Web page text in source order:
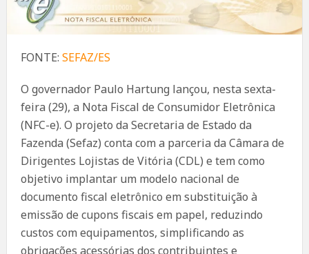
FONTE: SEFAZ/ES
O governador Paulo Hartung lançou, nesta sexta-
feira (29), a Nota Fiscal de Consumidor Eletrônica
(NFC-e). O projeto da Secretaria de Estado da
Fazenda (Sefaz) conta com a parceria da Câmara de
Dirigentes Lojistas de Vitória (CDL) e tem como
objetivo implantar um modelo nacional de
documento fiscal eletrônico em substituição à
emissão de cupons fiscais em papel, reduzindo
custos com equipamentos, simplificando as
obrigações acessórias dos contribuintes e